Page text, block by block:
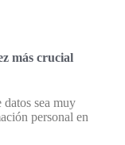
más crucial
sea muy
personal en